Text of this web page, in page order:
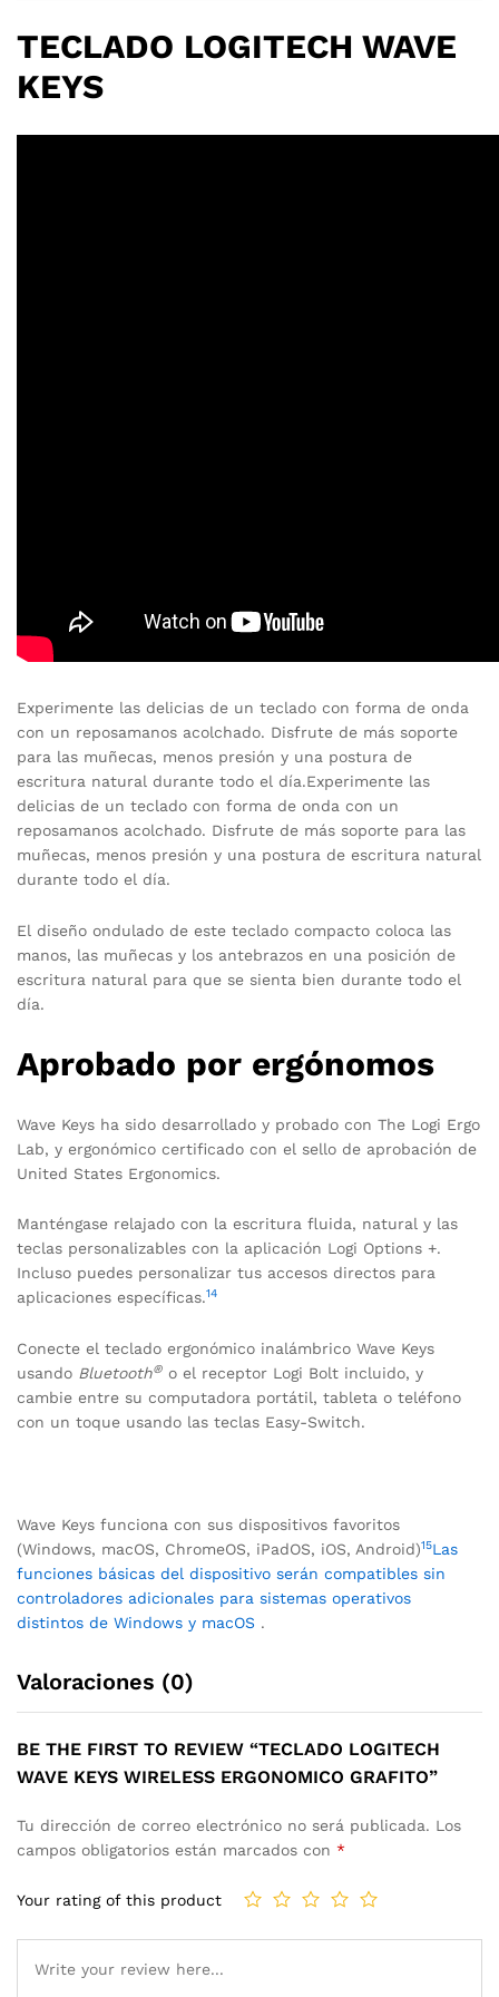
TECLADO LOGITECH WAVE
KEYS
Experimente las delicias de un teclado con forma de onda
con un reposamanos acolchado. Disfrute de más soporte
para las muñecas, menos presión y una postura de
escritura natural durante todo el día.Experimente las
delicias de un teclado con forma de onda con un
reposamanos acolchado. Disfrute de más soporte para las
muñecas, menos presión y una postura de escritura natural
durante todo el día.
El diseño ondulado de este teclado compacto coloca las
manos, las muñecas y los antebrazos en una posición de
escritura natural para que se sienta bien durante todo el
día.
Aprobado por ergónomos
Wave Keys ha sido desarrollado y probado con The Logi Ergo
Lab, y ergonómico certificado con el sello de aprobación de
United States Ergonomics.
Manténgase relajado con la escritura fluida, natural y las
teclas personalizables con la aplicación Logi Options +.
Incluso puedes personalizar tus accesos directos para
aplicaciones específicas.14
Conecte el teclado ergonómico inalámbrico Wave Keys
usando Bluetooth® o el receptor Logi Bolt incluido, y
cambie entre su computadora portátil, tableta o teléfono
con un toque usando las teclas Easy-Switch.
Wave Keys funciona con sus dispositivos favoritos
(Windows, macOS, ChromeOS, iPadOS, iOS, Android)15Las
funciones básicas del dispositivo serán compatibles sin
controladores adicionales para sistemas operativos
distintos de Windows y macOS .
Valoraciones (0)
BE THE FIRST TO REVIEW “TECLADO LOGITECH
WAVE KEYS WIRELESS ERGONOMICO GRAFITO”
Tu dirección de correo electrónico no será publicada. Los
campos obligatorios están marcados con *
Your rating of this product